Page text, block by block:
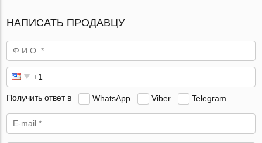
НАПИСАТЬ ПРОДАВЦУ
Получить ответ в WhatsApp Viber Telegram